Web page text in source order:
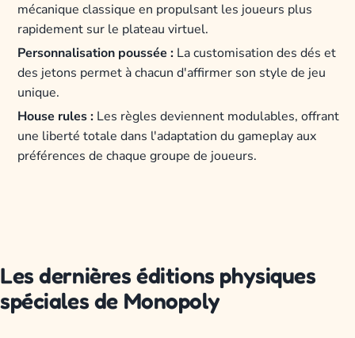
mécanique classique en propulsant les joueurs plus
rapidement sur le plateau virtuel.
Personnalisation poussée : La customisation des dés et
des jetons permet à chacun d'affirmer son style de jeu
unique.
House rules : Les règles deviennent modulables, offrant
une liberté totale dans l'adaptation du gameplay aux
préférences de chaque groupe de joueurs.
Les dernières éditions physiques
spéciales de Monopoly